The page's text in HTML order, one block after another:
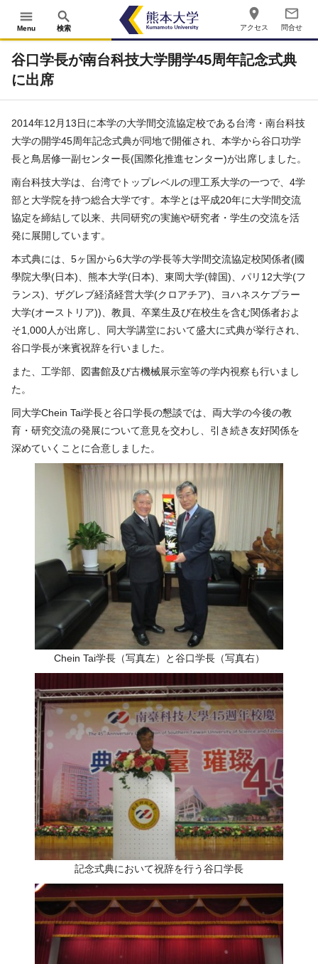
menu
Menu
search
検索
place
アクセス
mail_outline
問合せ
谷口学長が南台科技大学開学45周年記念式典
に出席
2014年12月13日に本学の大学間交流協定校である台湾・南台科技
大学の開学45周年記念式典が同地で開催され、本学から谷口功学
長と鳥居修一副センター長(国際化推進センター)が出席しました。
南台科技大学は、台湾でトップレベルの理工系大学の一つで、4学
部と大学院を持つ総合大学です。本学とは平成20年に大学間交流
協定を締結して以来、共同研究の実施や研究者・学生の交流を活
発に展開しています。
本式典には、5ヶ国から6大学の学長等大学間交流協定校関係者(國
學院大學(日本)、熊本大学(日本)、東岡大学(韓国)、パリ12大学(フ
ランス)、ザグレブ経済経営大学(クロアチア)、ヨハネスケプラー
大学(オーストリア))、教員、卒業生及び在校生を含む関係者およ
そ1,000人が出席し、同大学講堂において盛大に式典が挙行され、
谷口学長が来賓祝辞を行いました。
また、工学部、図書館及び古機械展示室等の学内視察も行いまし
た。
同大学Chein Tai学長と谷口学長の懇談では、両大学の今後の教
育・研究交流の発展について意見を交わし、引き続き友好関係を
深めていくことに合意しました。
Chein Tai学長（写真左）と谷口学長（写真右）
記念式典において祝辞を行う谷口学長